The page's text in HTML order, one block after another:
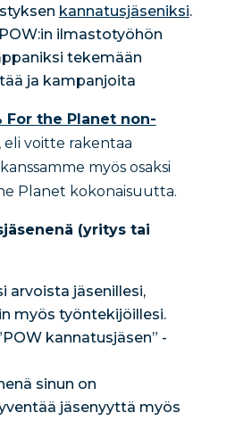
kannatusjäseniksi.
POW:in ilmastotyöhön
tekemään
ja kampanjoita
For the Planet non-
, eli voitte rakentaa
myös osaksi
Planet kokonaisuutta.
(yritys tai
arvoista jäsenillesi,
myös työntekijöillesi.
kannatusjäsen” -
sinun on
jäsenyyttä myös